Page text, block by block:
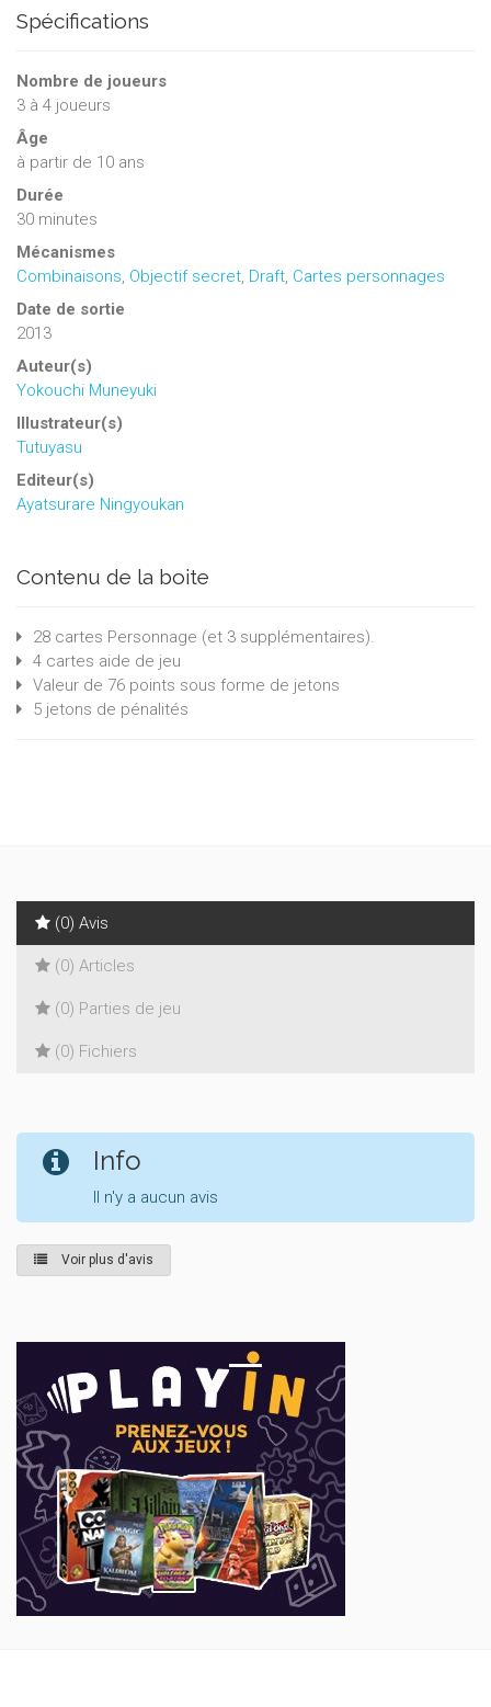
Spécifications
Nombre de joueurs
3 à 4 joueurs
Âge
à partir de 10 ans
Durée
30 minutes
Mécanismes
Combinaisons, Objectif secret, Draft, Cartes personnages
Date de sortie
2013
Auteur(s)
Yokouchi Muneyuki
Illustrateur(s)
Tutuyasu
Editeur(s)
Ayatsurare Ningyoukan
Contenu de la boite
28 cartes Personnage (et 3 supplémentaires).
4 cartes aide de jeu
Valeur de 76 points sous forme de jetons
5 jetons de pénalités
(0) Avis
(0) Articles
(0) Parties de jeu
(0) Fichiers
Info
Il n'y a aucun avis
Voir plus d'avis